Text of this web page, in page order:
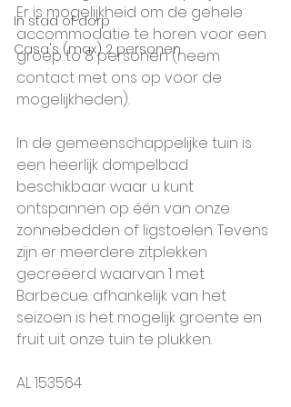
In stad of dorp
Casa's (max) 2 personen
Er is mogelijkheid om de gehele
accommodatie te horen voor een
groep to 8 personen (neem
contact met ons op voor de
mogelijkheden).
In de gemeenschappelijke tuin is
een heerlijk dompelbad
beschikbaar waar u kunt
ontspannen op één van onze
zonnebedden of ligstoelen. Tevens
zijn er meerdere zitplekken
gecreëerd waarvan 1 met
Barbecue. afhankelijk van het
seizoen is het mogelijk groente en
fruit uit onze tuin te plukken.
AL 153564